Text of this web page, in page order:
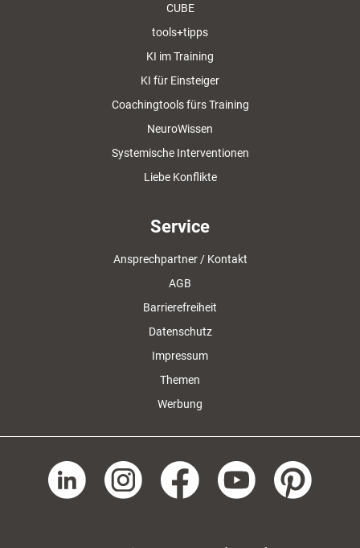
CUBE
tools+tipps
KI im Training
KI für Einsteiger
Coachingtools fürs Training
NeuroWissen
Systemische Interventionen
Liebe Konflikte
Service
Ansprechpartner / Kontakt
AGB
Barrierefreiheit
Datenschutz
Impressum
Themen
Werbung